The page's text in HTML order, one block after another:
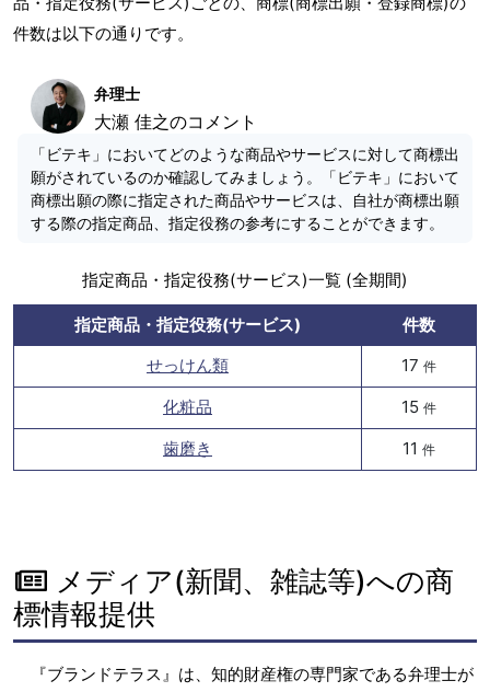
件数は以下の通りです。
弁理士
大瀬 佳之のコメント
「ビテキ」においてどのような商品やサービスに対して商標出
願がされているのか確認してみましょう。「ビテキ」において
商標出願の際に指定された商品やサービスは、自社が商標出願
する際の指定商品、指定役務の参考にすることができます。
指定商品・指定役務(サービス)一覧 (全期間)
指定商品・指定役務(サービス)
件数
せっけん類
17 件
化粧品 15 件
歯磨き 11 件
メディア(新聞、雑誌等)への商
標情報提供
『ブランドテラス』は、知的財産権の専門家である弁理士が